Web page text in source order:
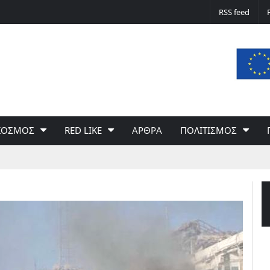
Δε φταίει ο άνεμος… Φταίει η πολιτική
του Γιώργου Σαχίνη
RSS feed
RED LIKE ΑΡΘΡΑ ΠΟΛΙΤΙΣΜΟΣ